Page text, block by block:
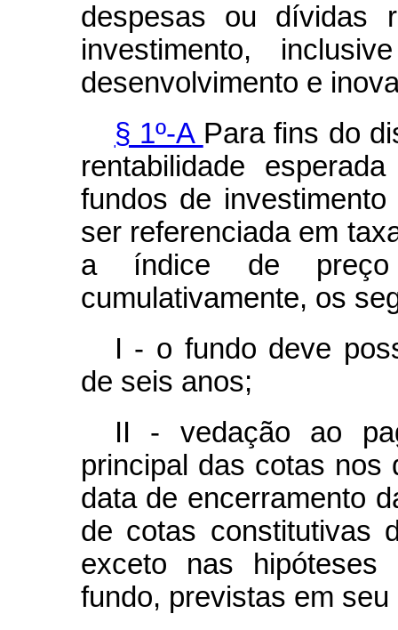
despesas ou dívidas
investimento,
desenvolvimento e
§ 1º-A Para fins do
rentabilidade
fundos de
ser referenciada em
a índice de
cumulativamente, os
I - o fundo deve
de seis anos;
II - vedação ao
principal das cotas nos
data de encerramento
de cotas constitutivas
exceto nas hipóteses
fundo, previstas em seu